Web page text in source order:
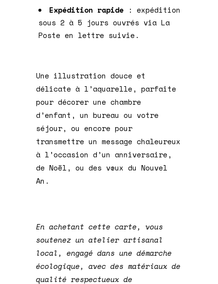
Expédition rapide : expédition
sous 2 à 5 jours ouvrés via La
Poste en lettre suivie.
Une illustration douce et
délicate à l’aquarelle, parfaite
pour décorer une chambre
d’enfant, un bureau ou votre
séjour, ou encore pour
transmettre un message chaleureux
à l’occasion d’un anniversaire,
de Noël, ou des vœux du Nouvel
An.
En achetant cette carte, vous
soutenez un atelier artisanal
local, engagé dans une démarche
écologique, avec des matériaux de
qualité respectueux de